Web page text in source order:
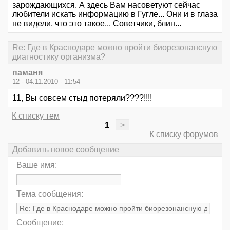
зарождающихся. А здесь Вам насоветуют сейчас
любители искать информацию в Гугле... Они и в глаза
не видели, что это такое... Советчики, блин...
Re: Где в Краснодаре можно пройти биорезонансную
диагностику организма?
паманя
12 - 04.11.2010 - 11:54
11, Вы совсем стыд потеряли????!!!!
К списку тем
1
>
К списку форумов
Добавить новое сообщение
Ваше имя:
Тема сообщения:
Сообщение: